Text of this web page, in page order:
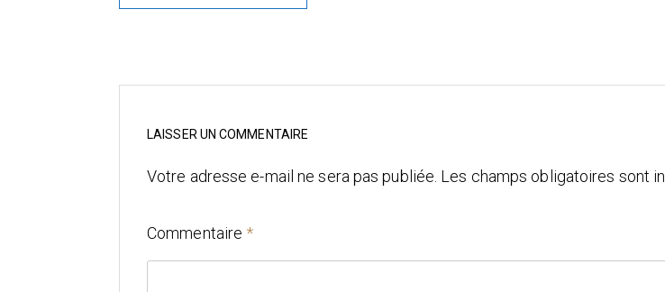
LAISSER UN COMMENTAIRE
Votre adresse e-mail ne sera pas publiée. Les champs obligatoires sont
Commentaire *